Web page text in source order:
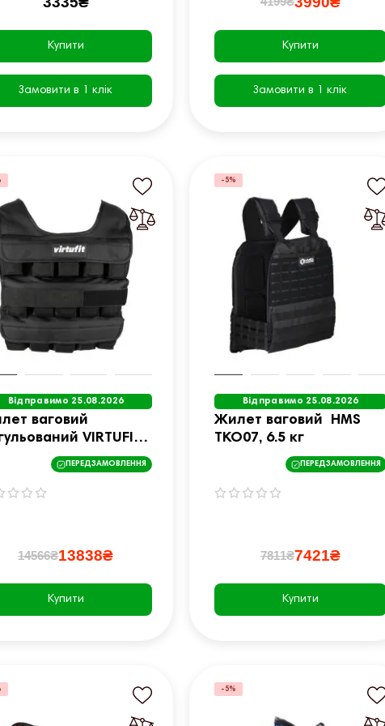
Купити
Замовити в 1 клік
Купити
Замовити в 1 клік
Відправимо 25.08.2026
ваговий
VIRTUFIT
ПЕРЕДЗАМОВЛЕННЯ
14566₴13838₴
Купити
-5%
Відправимо 25.08.2026
Жилет ваговий HMS
TKO07, 6.5 кг
ПЕРЕДЗАМОВЛЕННЯ
7811₴7421₴
Купити
-5%